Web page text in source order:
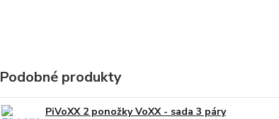
Podobné produkty
PiVoXX 2 ponožky VoXX - sada 3 páry